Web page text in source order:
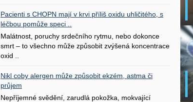
Pacienti s CHOPN mají v krvi příliš oxidu uhličitého, s
léčbou pomůže speci ..
Malátnost, poruchy srdečního rytmu, nebo dokonce
smrt – to všechno může způsobit zvýšená koncentrace
oxid ..
Nikl coby alergen může způsobit ekzém, astma či
průjem
Nepříjemné svědění, zarudlá pokožka, mokvající